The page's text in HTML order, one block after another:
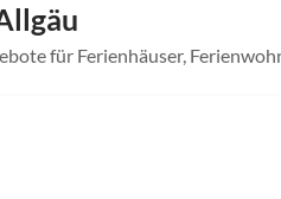
für Ferienhäuser,